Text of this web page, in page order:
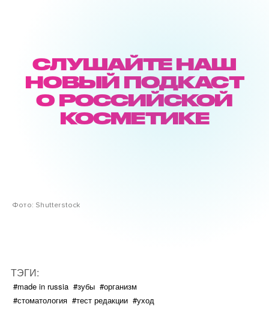
СЛУШАЙТЕ НАШ
НОВЫЙ ПОДКАСТ
О РОССИЙСКОЙ
КОСМЕТИКЕ
Фото: Shutterstock
ТЭГИ:
#made in russia #зубы #организм
#стоматология #тест редакции #уход